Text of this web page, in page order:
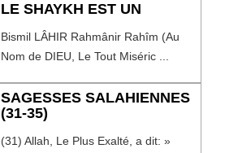
LE SHAYKH EST UN
Bismil LÂHIR Rahmânir Rahîm (Au
Nom de DIEU, Le Tout Miséric ...
SAGESSES SALAHIENNES
(31-35)
(31) Allah, Le Plus Exalté, a dit: »